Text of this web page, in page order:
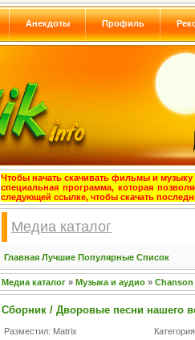
Анекдоты Профиль
Чтобы начать скачивать фильмы и музыку
специальная программа, которая
следующей ссылке, чтобы скачать
Медиа каталог
Главная Лучшие Популярные Список
Медиа каталог » Музыка и аудио » Chanson
Сборник / Дворовые песни нашего
Разместил: Matrix